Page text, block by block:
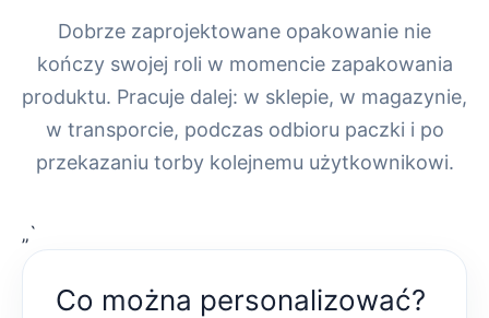
Dobrze zaprojektowane opakowanie nie
kończy swojej roli w momencie zapakowania
produktu. Pracuje dalej: w sklepie, w magazynie,
w transporcie, podczas odbioru paczki i po
przekazaniu torby kolejnemu użytkownikowi.
„`
Co można personalizować?